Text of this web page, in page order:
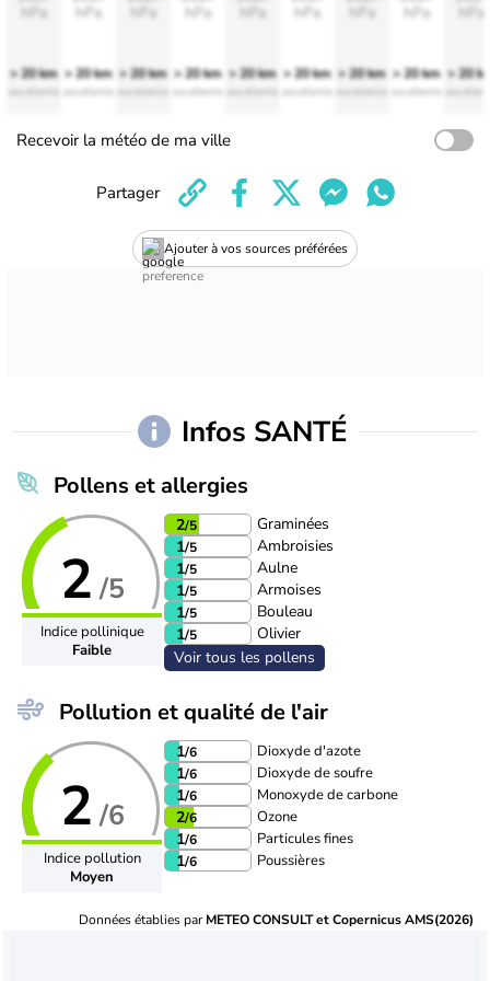
hPa
> 20 km
excellente
hPa
> 20 km
excellente
hPa
> 20 km
excellente
hPa
> 20 km
excellente
hPa
> 20 km
excellente
hPa
> 20 km
excellente
hPa
> 20 km
excellente
hPa
> 20 km
excellente
hPa
> 20
Recevoir la météo de ma ville
Ajouter à vos sources préférées
Partager
Infos SANTÉ
Pollens et allergies
2 /5
Indice pollinique
Faible
2/5
Graminées
1/5
Ambroisies
1/5
Aulne
1/5
Armoises
1/5
Bouleau
1/5
Olivier
Voir tous les pollens
Pollution et qualité de l'air
2 /6
Indice pollution
Moyen
1/6 Dioxyde d'azote
1/6 Dioxyde de soufre
1/6 Monoxyde de carbone
2/6 Ozone
1/6 Particules fines
1/6 Poussières
Données établies parMETEO CONSULT et Copernicus AMS(2026)